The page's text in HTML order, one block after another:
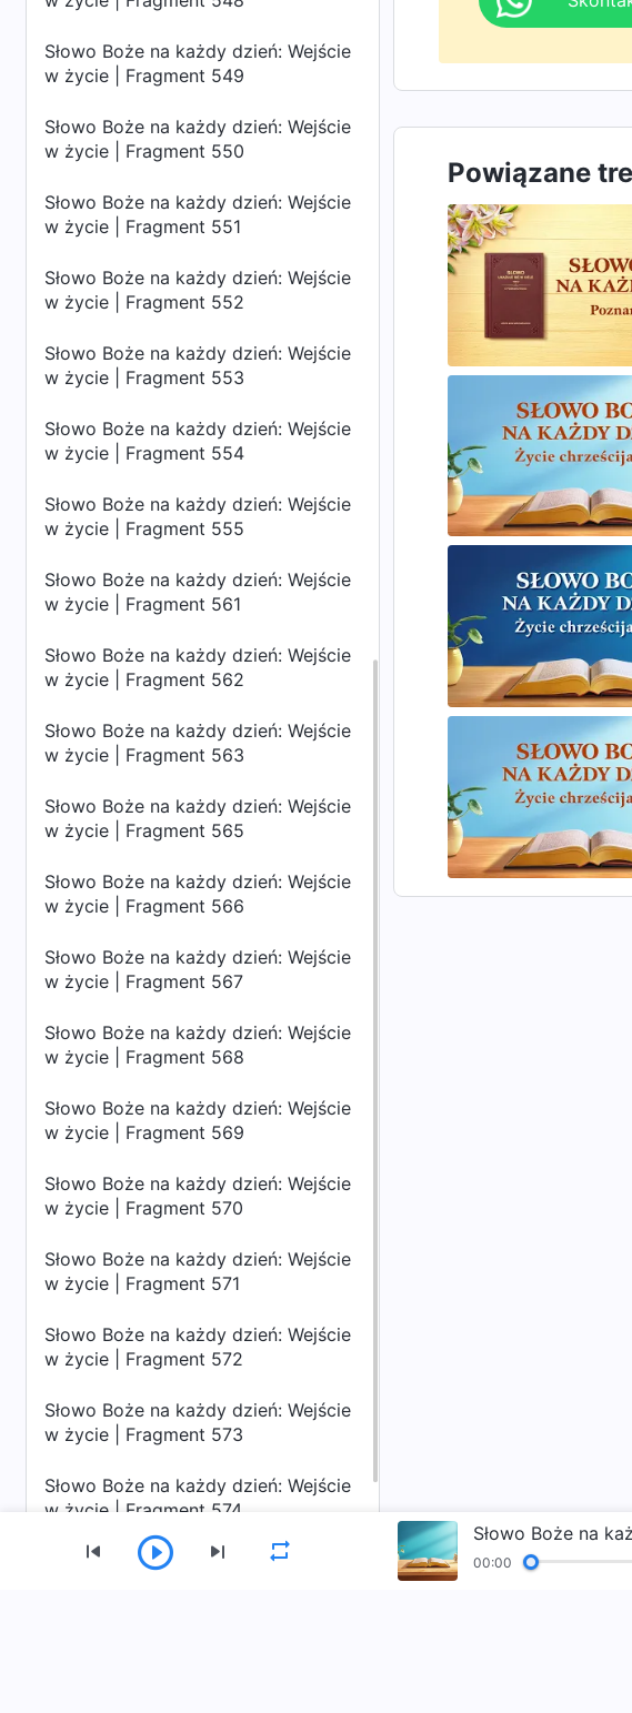
Słowo Boże na każdy dzień: Wejście
w życie | Fragment 549
Słowo Boże na każdy dzień: Wejście
w życie | Fragment 550
Słowo Boże na każdy dzień: Wejście
w życie | Fragment 551
Słowo Boże na każdy dzień: Wejście
w życie | Fragment 552
Słowo Boże na każdy dzień: Wejście
w życie | Fragment 553
Słowo Boże na każdy dzień: Wejście
w życie | Fragment 554
Słowo Boże na każdy dzień: Wejście
w życie | Fragment 555
Słowo Boże na każdy dzień: Wejście
w życie | Fragment 561
Słowo Boże na każdy dzień: Wejście
w życie | Fragment 562
Słowo Boże na każdy dzień: Wejście
w życie | Fragment 563
Słowo Boże na każdy dzień: Wejście
w życie | Fragment 565
Słowo Boże na każdy dzień: Wejście
w życie | Fragment 566
Słowo Boże na każdy dzień: Wejście
w życie | Fragment 567
Słowo Boże na każdy dzień: Wejście
w życie | Fragment 568
Słowo Boże na każdy dzień: Wejście
w życie | Fragment 569
Słowo Boże na każdy dzień: Wejście
w życie | Fragment 570
Słowo Boże na każdy dzień: Wejście
w życie | Fragment 571
Słowo Boże na każdy dzień: Wejście
w życie | Fragment 572
Słowo Boże na każdy dzień: Wejście
w życie | Fragment 573
Słowo Boże na każdy dzień: Wejście
w życie | Fragment 574
Słowo Boże na każdy dzień: Wejście
Powiązane
Słowo Boże na
00:00